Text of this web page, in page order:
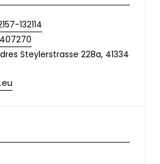
132114
Steylerstrasse 228a, 41334